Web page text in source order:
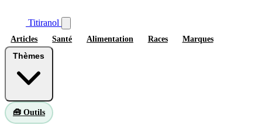
Titiranol
Articles Santé Alimentation Races Marques
🧰 Outils